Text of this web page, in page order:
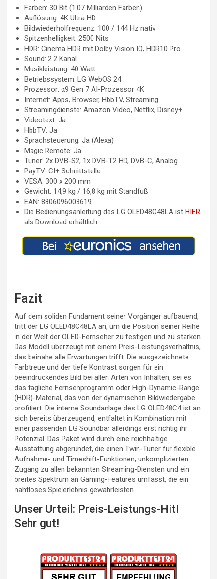
Farben: 30 Bit (1.07 Milliarden Farben)
Auflösung: 4K Ultra HD
Bildwiederholfrequenz: 100 / 144 Hz nativ
Spitzenhelligkeit: 2500 Nits
HDR: Cinema HDR mit Dolby Vision IQ, HDR10 Pro
Sound: 2.2 Kanal
Musikleistung: 40 Watt
Betriebssystem: LG WebOS 24
Prozessor: α9 Gen 7 AI-Prozessor 4K
Internet: Apps, Browser, HbbTV, Streaming
Streamingdienste: Amazon Video, Netflix, Disney+
Videotext: Ja
HbbTV: Ja
Sprachsteuerung: Ja (Alexa)
Magic Remote: Ja
Tuner: 2x DVB-S2, 1x DVB-T2 HD, DVB-C, Analog
PayTV: CI+ Schnittstelle
VESA: 300 x 200 mm
Gewicht: 14,9 kg / 16,8 kg mit Standfuß
EAN: 8806096003619
Die Bedienungsanleitung des LG OLED48C48LA ist HIER
als Download erhältlich.
Fazit
Auf dem soliden Fundament seiner Vorgänger aufbauend,
tritt der LG OLED48C48LA an, um die Position seiner Reihe
in der Welt der OLED-Fernseher zu festigen und zu stärken.
Das Modell überzeugt mit einem Preis-Leistungsverhältnis,
das beinahe alle Erwartungen trifft. Die ausgezeichnete
Farbtreue und der tiefe Kontrast sorgen für ein
beeindruckendes Bild bei allen Arten von Inhalten, sei es
das tägliche Fernsehprogramm oder High-Dynamic-Range
(HDR)-Material, das von der dynamischen Bildwiedergabe
profitiert. Die interne Soundanlage des LG OLED48C4 ist an
sich bereits überzeugend, entfaltet in Kombination mit
einer passenden LG Soundbar allerdings erst richtig ihr
Potenzial. Das Paket wird durch eine reichhaltige
Ausstattung abgerundet, die einen Twin-Tuner für flexible
Aufnahme- und Timeshift-Funktionen, unkomplizierten
Zugang zu allen bekannten Streaming-Diensten und ein
breites Spektrum an Gaming-Features umfasst, die ein
nahtloses Spielerlebnis gewährleisten.
Unser Urteil: Preis-Leistungs-Hit!
Sehr gut!